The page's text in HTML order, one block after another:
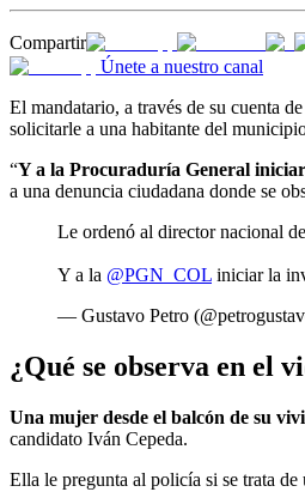
Compartir
Únete a nuestro canal
El mandatario, a través de su cuenta
solicitarle a una habitante del
“Y a la Procuraduría General
a una denuncia ciudadana donde se
Le ordenó al director nacional
Y a la @PGN_COL iniciar la
— Gustavo Petro
¿Qué se observa en el
Una mujer desde el balcón de su
candidato Iván Cepeda.
Ella le pregunta al policía si se trata